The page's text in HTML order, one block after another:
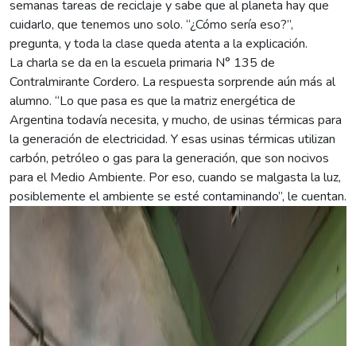
semanas tareas de reciclaje y sabe que al planeta hay que
cuidarlo, que tenemos uno solo. “¿Cómo sería eso?”,
pregunta, y toda la clase queda atenta a la explicación.
La charla se da en la escuela primaria N° 135 de
Contralmirante Cordero. La respuesta sorprende aún más al
alumno. “Lo que pasa es que la matriz energética de
Argentina todavía necesita, y mucho, de usinas térmicas para
la generación de electricidad. Y esas usinas térmicas utilizan
carbón, petróleo o gas para la generación, que son nocivos
para el Medio Ambiente. Por eso, cuando se malgasta la luz,
posiblemente el ambiente se esté contaminando”, le cuentan.